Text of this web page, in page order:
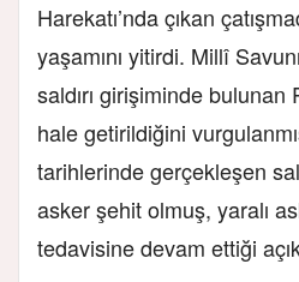
Harekatı’nda çıkan
yaşamını yitirdi. Millî
saldırı girişiminde bulunan
hale getirildiğini
tarihlerinde gerçekleşen
asker şehit olmuş, yaralı
tedavisine devam ettiği